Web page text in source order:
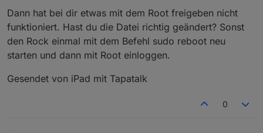
Dann hat bei dir etwas mit dem Root freigeben nicht
funktioniert. Hast du die Datei richtig geändert? Sonst
den Rock einmal mit dem Befehl sudo reboot neu
starten und dann mit Root einloggen.
Gesendet von iPad mit Tapatalk
0